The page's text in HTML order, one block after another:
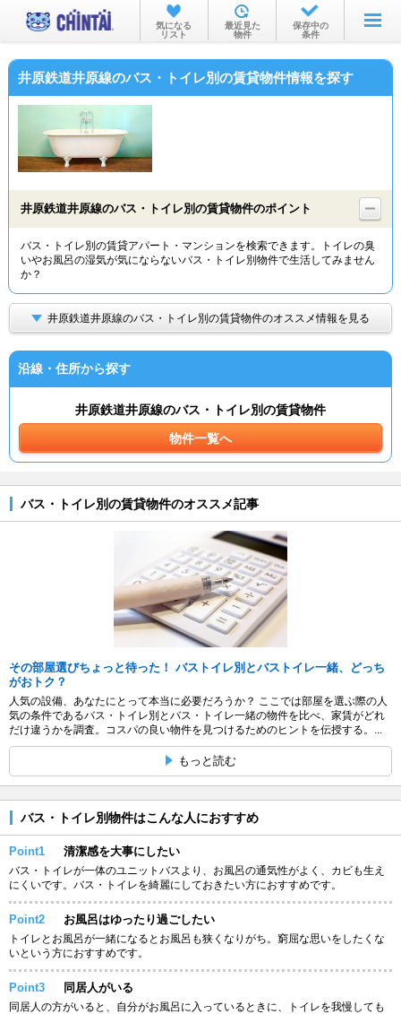
お部屋を探す
沿線・駅から
物件特集から
TOP
気になる
リスト
最近見た
物件
保存中の
条件
井原鉄道井原線のバス・トイレ別の賃貸物件情報を探す
井原鉄道井原線のバス・トイレ別の賃貸物件のポイント
バス・トイレ別の賃貸アパート・マンションを検索できます。トイレの臭
いやお風呂の湿気が気にならないバス・トイレ別物件で生活してみません
か？
井原鉄道井原線のバス・トイレ別の賃貸物件のオススメ情報を見る
沿線・住所から探す
井原鉄道井原線のバス・トイレ別の賃貸物件
物件一覧へ
バス・トイレ別の賃貸物件のオススメ記事
その部屋選びちょっと待った！ バストイレ別とバストイレ一緒、どっち
がおトク？
人気の設備、あなたにとって本当に必要だろうか？ ここでは部屋を選ぶ際の人
気の条件であるバス・トイレ別とバス・トイレ一緒の物件を比べ、家賃がどれ
だけ違うかを調査。コスパの良い物件を見つけるためのヒントを伝授する。...
もっと読む
バス・トイレ別物件はこんな人におすすめ
Point1 清潔感を大事にしたい
バス・トイレが一体のユニットバスより、お風呂の通気性がよく、カビも生え
にくいです。バス・トイレを綺麗にしておきたい方におすすめです。
Point2 お風呂はゆったり過ごしたい
トイレとお風呂が一緒になるとお風呂も狭くなりがち。窮屈な思いをしたくな
いという方におすすめです。
Point3 同居人がいる
同居人の方がいると、自分がお風呂に入っているときに、トイレを我慢しても